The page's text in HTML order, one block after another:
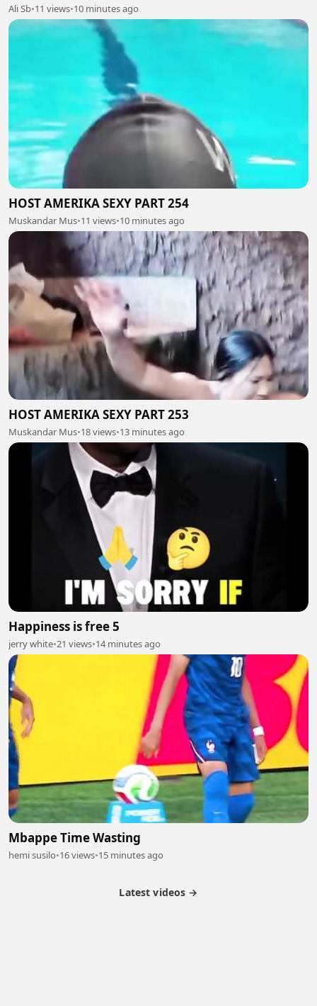
Ali Sb•11 views•10 minutes ago
HOST AMERIKA SEXY PART 254
Muskandar Mus•11 views•10 minutes ago
HOST AMERIKA SEXY PART 253
Muskandar Mus•18 views•13 minutes ago
Happiness is free 5
jerry white•21 views•14 minutes ago
Mbappe Time Wasting
hemi susilo•16 views•15 minutes ago
Latest videos →